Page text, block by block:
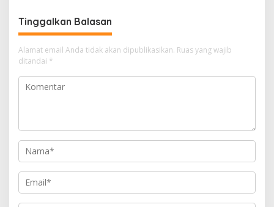
Tinggalkan Balasan
Alamat email Anda tidak akan dipublikasikan. Ruas yang wajib
ditandai *